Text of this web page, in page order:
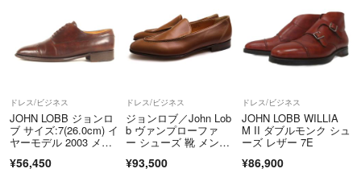
ドレス/ビジネス
JOHN LOBB ジョンロ
ブ サイズ:7(26.0cm) イ
ヤーモデル 2003 メダ
スフォード ドレス シ
¥56,450
ドレス/ビジネス
ジョンロブ／John Lob
b ヴァンプローファ
ー シューズ 靴 メン
ー 革 本革 ブラウ
¥93,500
ドレス/ビジネス
JOHN LOBB WILLIA
M II ダブルモンク シュ
ーズ レザー 7E
¥86,900